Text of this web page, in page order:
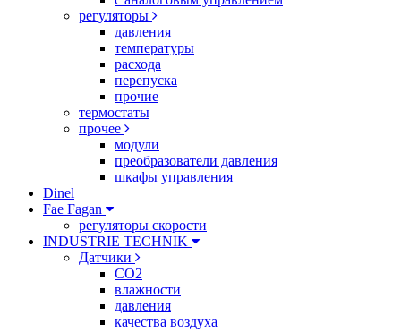
регуляторы
давления
температуры
расхода
перепуска
прочие
термостаты
прочее
модули
преобразователи давления
шкафы управления
Dinel
Fae Fagan
регуляторы скорости
INDUSTRIE TECHNIK
Датчики
CO2
влажности
давления
качества воздуха